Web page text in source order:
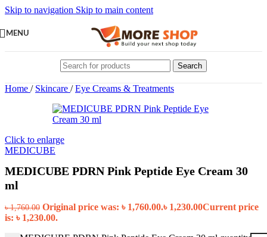
Skip to navigation Skip to main content
MENU
Search
Home / Skincare / Eye Creams & Treatments
Click to enlarge
MEDICUBE
MEDICUBE PDRN Pink Peptide Eye Cream 30
ml
৳1,760.00 Original price was: ৳ 1,760.00.৳ 1,230.00Current price
is: ৳ 1,230.00.